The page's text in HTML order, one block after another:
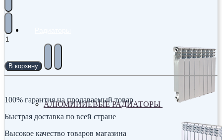
АЛЮМИНИЕВЫЕ РАДИАТОРЫ
В корзину
100% гарантия на продаваемый товар
Быстрая доставка по всей стране
Высокое качество товаров магазина